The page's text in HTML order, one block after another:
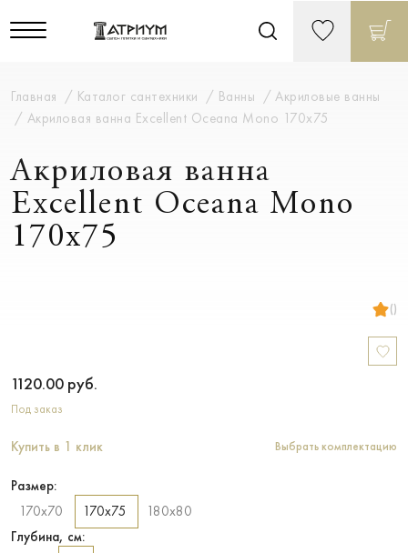
Главная Каталог сантехники Ванны
Акриловые ванны
Акриловая ванна Excellent Oceana Mono 170х75
Акриловая ванна
Excellent Oceana Mono
170х75
()
1120.00 руб.
Под заказ
Купить в 1 клик Выбрать комплектацию
Размер:
170х70
170х75
180х80
Глубина, см: